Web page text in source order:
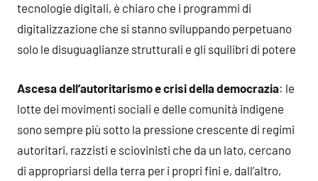
tecnologie digitali, è chiaro che i programmi di
digitalizzazione che si stanno sviluppando perpetuano
solo le disuguaglianze strutturali e gli squilibri di potere
Ascesa dell’autoritarismo e crisi della democrazia: le
lotte dei movimenti sociali e delle comunità indigene
sono sempre più sotto la pressione crescente di regimi
autoritari, razzisti e sciovinisti che da un lato, cercano
di appropriarsi della terra per i propri fini e, dall’altro,